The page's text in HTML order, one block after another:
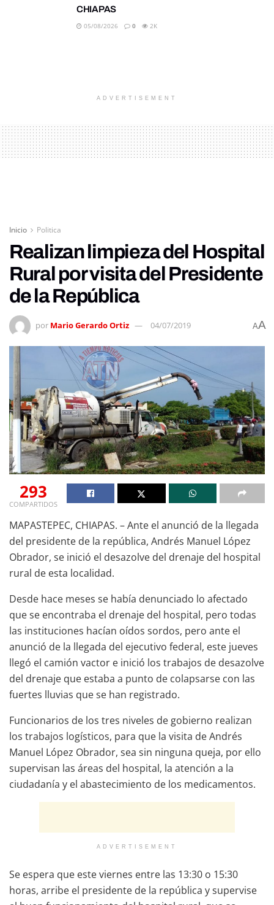
CHIAPAS
05/08/2026 0 2K
ADVERTISEMENT
Inicio Politica
Realizan limpieza del Hospital
Rural por visita del Presidente
de la República
por Mario Gerardo Ortiz 04/07/2019 AA
293
COMPARTIDOS
MAPASTEPEC, CHIAPAS. – Ante el anunció de la llegada
del presidente de la república, Andrés Manuel López
Obrador, se inició el desazolve del drenaje del hospital
rural de esta localidad.
Desde hace meses se había denunciado lo afectado
que se encontraba el drenaje del hospital, pero todas
las instituciones hacían oídos sordos, pero ante el
anunció de la llegada del ejecutivo federal, este jueves
llegó el camión vactor e inició los trabajos de desazolve
del drenaje que estaba a punto de colapsarse con las
fuertes lluvias que se han registrado.
Funcionarios de los tres niveles de gobierno realizan
los trabajos logísticos, para que la visita de Andrés
Manuel López Obrador, sea sin ninguna queja, por ello
supervisan las áreas del hospital, la atención a la
ciudadanía y el abastecimiento de los medicamentos.
ADVERTISEMENT
Se espera que este viernes entre las 13:30 o 15:30
horas, arribe el presidente de la república y supervise